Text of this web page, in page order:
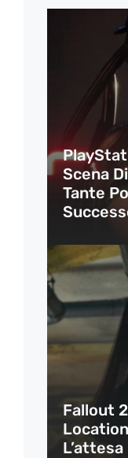
Scena
Tante
Fallout